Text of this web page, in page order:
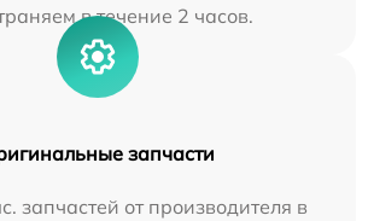
в течение 2 часов.
запчасти
запчастей от производителя в